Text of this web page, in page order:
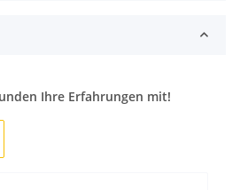
Ihre Erfahrungen mit!